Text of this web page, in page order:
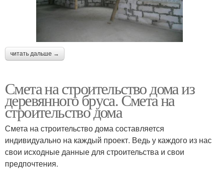
читать дальше →
Смета на строительство дома из
деревянного бруса. Смета на
строительство дома
Смета на строительство дома составляется
индивидуально на каждый проект. Ведь у каждого из нас
свои исходные данные для строительства и свои
предпочтения.